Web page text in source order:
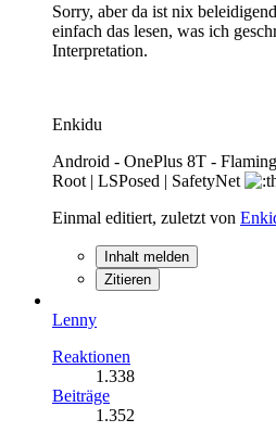
Sorry, aber da ist nix
einfach das lesen, was ich
Interpretation.
Enkidu
Android - OnePlus 8T -
Root | LSPosed | SafetyNet
Einmal editiert, zuletzt von
Inhalt melden
Zitieren
Lenny
Reaktionen
1.338
Beiträge
1.352